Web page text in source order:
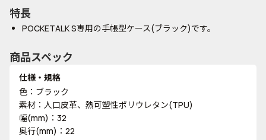
特長
POCKETALK S専用の手帳型ケース(ブラック)です。
商品スペック
仕様・規格
色：ブラック
素材：人口皮革、熱可塑性ポリウレタン(TPU)
幅(mm)：32
奥行(mm)：22